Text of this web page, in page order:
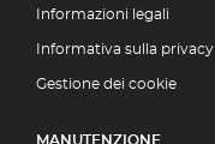
Informazioni legali
Informativa sulla privacy
Gestione dei cookie
MANUTENZIONE